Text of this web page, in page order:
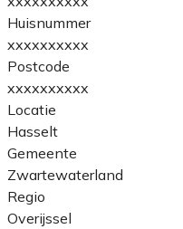
Huisnummer
xxxxxxxxxx
Postcode
xxxxxxxxxx
Locatie
Hasselt
Gemeente
Zwartewaterland
Regio
Overijssel